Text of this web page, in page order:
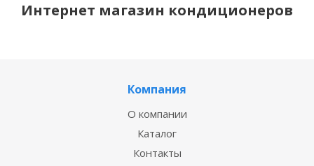
Интернет магазин кондиционеров
Компания
О компании
Каталог
Контакты